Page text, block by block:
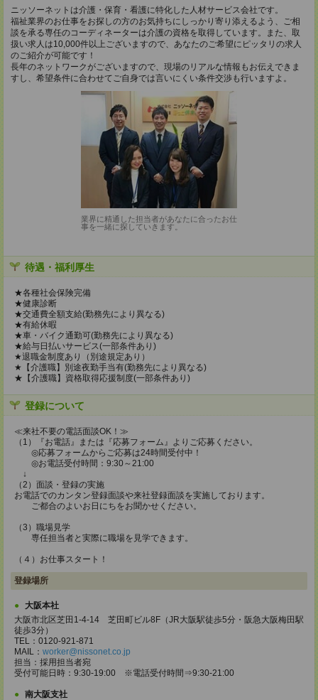
ニッソーネットは介護・保育・看護に特化した人材サービス会社です。
福祉業界のお仕事をお探しの方のお気持ちにしっかり寄り添えるよう、ご相
談を承る専任のコーディネーターは介護の資格を取得しています。また、取
扱い求人は10,000件以上ございますので、あなたのご希望にピッタリの求人
のご紹介が可能です！
長年のネットワークがございますので、現場のリアルな情報もお伝えできま
すし、希望条件に合わせてご自身では言いにくい条件交渉も行いますよ。
業界に精通した担当者があなたに合ったお仕
事を一緒に探していきます。
待遇・福利厚生
★各種社会保険完備
★健康診断
★交通費全額支給(勤務先により異なる)
★有給休暇
★車・バイク通勤可(勤務先により異なる)
★給与日払いサービス(一部条件あり)
★退職金制度あり（別途規定あり）
★【介護職】別途夜勤手当有(勤務先により異なる)
★【介護職】資格取得応援制度(一部条件あり)
登録について
≪来社不要の電話面談OK！≫
（1）『お電話』または『応募フォーム』よりご応募ください。
◎応募フォームからご応募は24時間受付中！
◎お電話受付時間：9:30～21:00
↓
（2）面談・登録の実施
お電話でのカンタン登録面談や来社登録面談を実施しております。
ご都合のよいお日にちをお聞かせください。
（3）職場見学
専任担当者と実際に職場を見学できます。
（４）お仕事スタート！
登録場所
大阪本社
大阪市北区芝田1-4-14 芝田町ビル8F（JR大阪駅徒歩5分・阪急大阪梅田駅
徒歩3分）
TEL：0120-921-871
MAIL： worker@nissonet.co.jp
担当：採用担当者宛
受付可能日時：9:30-19:00 ※電話受付時間⇒9:30-21:00
南大阪支社